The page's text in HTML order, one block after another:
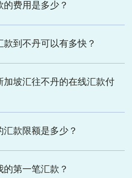
的费用是多少？
款到不丹可以有多快？
加坡汇往不丹的在线汇款付
汇款限额是多少？
的第一笔汇款？